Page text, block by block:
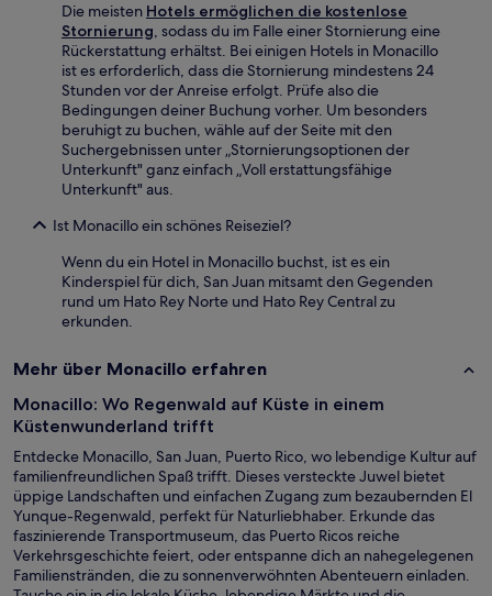
Die meisten Hotels ermöglichen die kostenlose
Stornierung, sodass du im Falle einer Stornierung eine
Rückerstattung erhältst. Bei einigen Hotels in Monacillo
ist es erforderlich, dass die Stornierung mindestens 24
Stunden vor der Anreise erfolgt. Prüfe also die
Bedingungen deiner Buchung vorher. Um besonders
beruhigt zu buchen, wähle auf der Seite mit den
Suchergebnissen unter „Stornierungsoptionen der
Unterkunft" ganz einfach „Voll erstattungsfähige
Unterkunft" aus.
Ist Monacillo ein schönes Reiseziel?
Wenn du ein Hotel in Monacillo buchst, ist es ein
Kinderspiel für dich, San Juan mitsamt den Gegenden
rund um Hato Rey Norte und Hato Rey Central zu
erkunden.
Mehr über Monacillo erfahren
Monacillo: Wo Regenwald auf Küste in einem
Küstenwunderland trifft
Entdecke Monacillo, San Juan, Puerto Rico, wo lebendige Kultur auf
familienfreundlichen Spaß trifft. Dieses versteckte Juwel bietet
üppige Landschaften und einfachen Zugang zum bezaubernden El
Yunque-Regenwald, perfekt für Naturliebhaber. Erkunde das
faszinierende Transportmuseum, das Puerto Ricos reiche
Verkehrsgeschichte feiert, oder entspanne dich an nahegelegenen
Familienstränden, die zu sonnenverwöhnten Abenteuern einladen.